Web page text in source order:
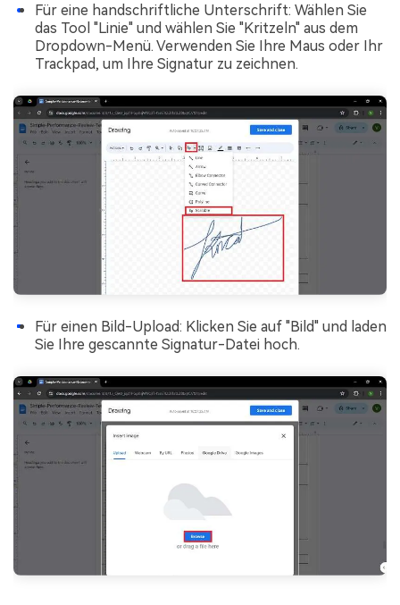
Für eine handschriftliche Unterschrift: Wählen Sie
das Tool "Linie" und wählen Sie "Kritzeln" aus dem
Dropdown-Menü. Verwenden Sie Ihre Maus oder Ihr
Trackpad, um Ihre Signatur zu zeichnen.
Für einen Bild-Upload: Klicken Sie auf "Bild" und laden
Sie Ihre gescannte Signatur-Datei hoch.